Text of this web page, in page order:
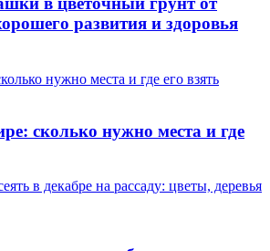
развития и здоровья
нужно места и где его взять
сколько нужно места и где
в декабре на рассаду: цветы, деревья